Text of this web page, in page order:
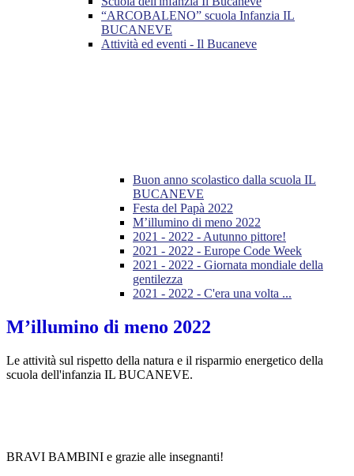
“ARCOBALENO” scuola Infanzia IL
BUCANEVE
Attività ed eventi - Il Bucaneve
Buon anno scolastico dalla scuola IL
BUCANEVE
Festa del Papà 2022
M’illumino di meno 2022
2021 - 2022 - Autunno pittore!
2021 - 2022 - Europe Code Week
2021 - 2022 - Giornata mondiale della
gentilezza
2021 - 2022 - C'era una volta ...
M’illumino di meno 2022
Le attività sul rispetto della natura e il risparmio energetico della
scuola dell'infanzia IL BUCANEVE.
BRAVI BAMBINI e grazie alle insegnanti!